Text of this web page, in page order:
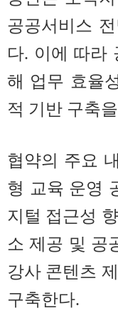
공공서비스
다. 이에 따라
해 업무 효율
적 기반 구축
협약의 주요
형 교육 운영
지털 접근성
소 제공 및 공
강사 콘텐츠
구축한다.